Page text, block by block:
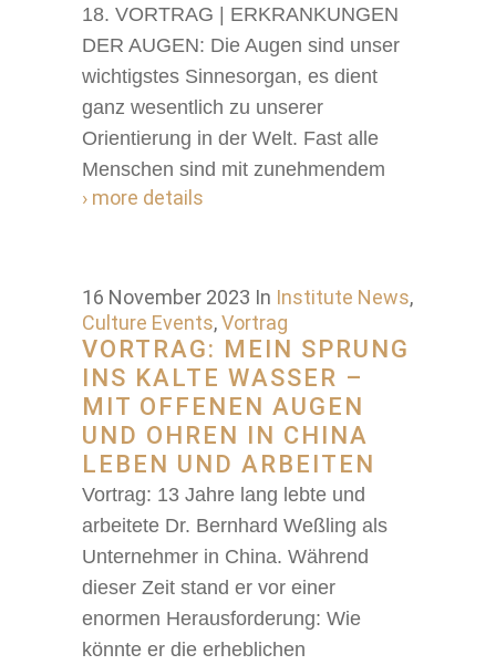
18. VORTRAG | ERKRANKUNGEN
DER AUGEN: Die Augen sind unser
wichtigstes Sinnesorgan, es dient
ganz wesentlich zu unserer
Orientierung in der Welt. Fast alle
Menschen sind mit zunehmendem
› more details
16 November 2023 In Institute News,
Culture Events,Vortrag
VORTRAG: MEIN SPRUNG
INS KALTE WASSER –
MIT OFFENEN AUGEN
UND OHREN IN CHINA
LEBEN UND ARBEITEN
Vortrag: 13 Jahre lang lebte und
arbeitete Dr. Bernhard Weßling als
Unternehmer in China. Während
dieser Zeit stand er vor einer
enormen Herausforderung: Wie
könnte er die erheblichen